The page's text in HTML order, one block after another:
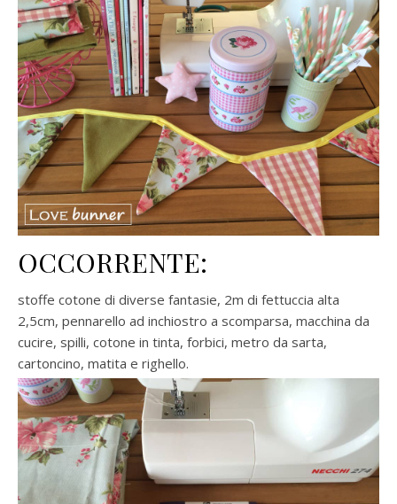
OCCORRENTE:
stoffe cotone di diverse fantasie, 2m di fettuccia alta
2,5cm, pennarello ad inchiostro a scomparsa, macchina da
cucire, spilli, cotone in tinta, forbici, metro da sarta,
cartoncino, matita e righello.